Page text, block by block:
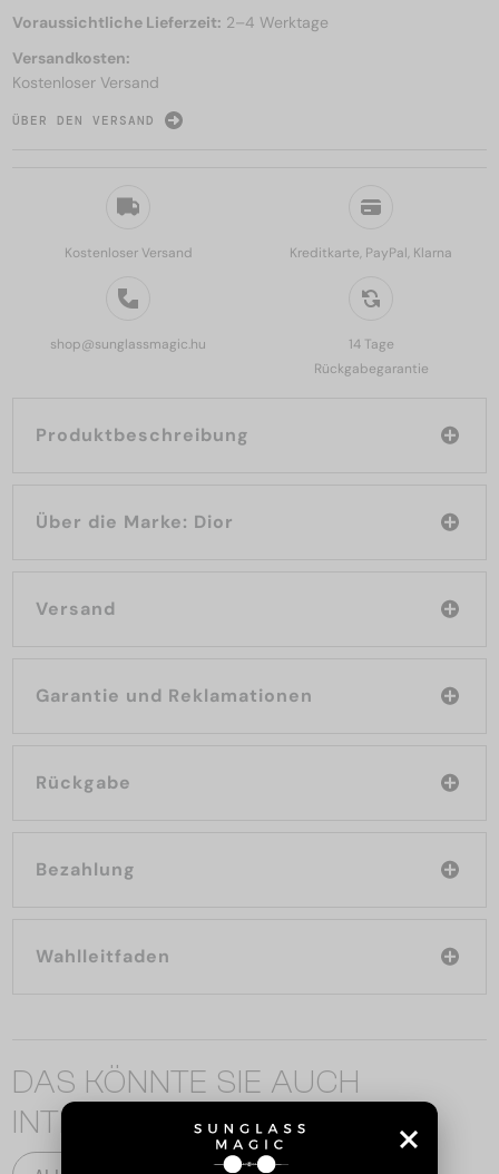
Kostenloser Versand Kreditkarte, PayPal, Klarna
shop@sunglassmagic.hu
14 Tage
Rückgabegarantie
Produktbeschreibung
Über die Marke: Dior
Versand
Garantie und Reklamationen
Rückgabe
Bezahlung
Wahlleitfaden
Voraussichtliche Lieferzeit: 2–4 Werktage
Versandkosten:
Kostenloser Versand
ÜBER DEN VERSAND
DAS KÖNNTE SIE AUCH
INTERESSIEREN